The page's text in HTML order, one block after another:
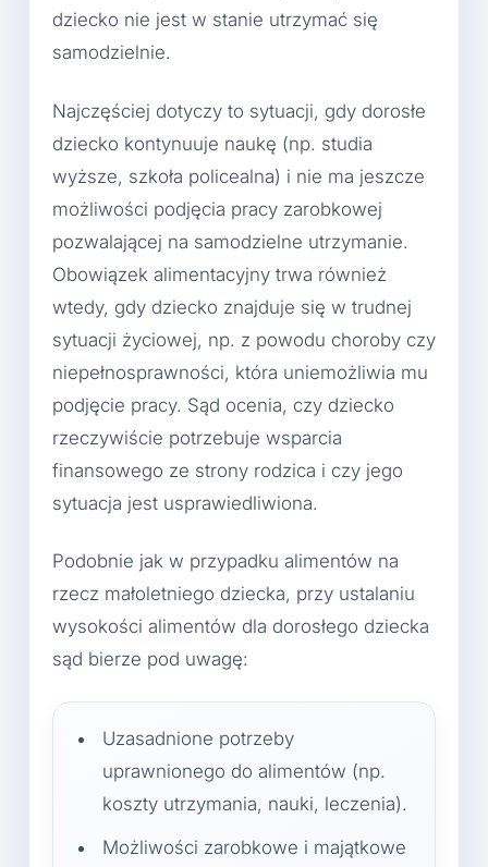
dziecko nie jest w stanie utrzymać się
samodzielnie.
Najczęściej dotyczy to sytuacji, gdy dorosłe
dziecko kontynuuje naukę (np. studia
wyższe, szkoła policealna) i nie ma jeszcze
możliwości podjęcia pracy zarobkowej
pozwalającej na samodzielne utrzymanie.
Obowiązek alimentacyjny trwa również
wtedy, gdy dziecko znajduje się w trudnej
sytuacji życiowej, np. z powodu choroby czy
niepełnosprawności, która uniemożliwia mu
podjęcie pracy. Sąd ocenia, czy dziecko
rzeczywiście potrzebuje wsparcia
finansowego ze strony rodzica i czy jego
sytuacja jest usprawiedliwiona.
Podobnie jak w przypadku alimentów na
rzecz małoletniego dziecka, przy ustalaniu
wysokości alimentów dla dorosłego dziecka
sąd bierze pod uwagę:
Uzasadnione potrzeby
uprawnionego do alimentów (np.
koszty utrzymania, nauki, leczenia).
Możliwości zarobkowe i majątkowe